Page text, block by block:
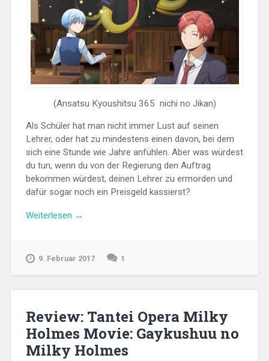
(Ansatsu Kyoushitsu 365 nichi no Jikan)
Als Schüler hat man nicht immer Lust auf seinen
Lehrer, oder hat zu mindestens einen davon, bei dem
sich eine Stunde wie Jahre anfühlen. Aber was würdest
du tun, wenn du von der Regierung den Auftrag
bekommen würdest, deinen Lehrer zu ermorden und
dafür sogar noch ein Preisgeld kassierst?
Weiterlesen „Review:
The
→
9. Februar 2017 1
Review: Tantei Opera Milky
Holmes Movie: Gaykushuu no
Milky Holmes